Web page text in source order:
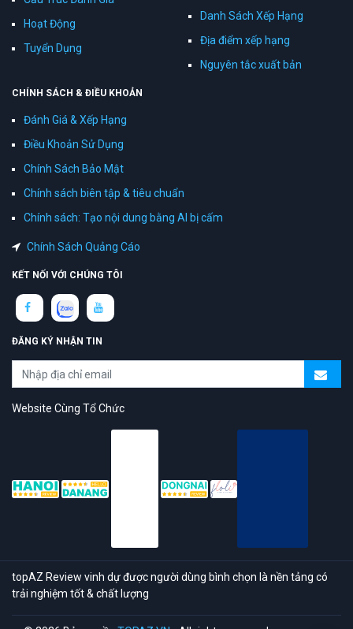
Hoạt Động
Tuyển Dụng
Danh Sách Xếp Hạng
Địa điểm xếp hạng
Nguyên tắc xuất bản
CHÍNH SÁCH & ĐIỀU KHOẢN
Đánh Giá & Xếp Hạng
Điều Khoản Sử Dụng
Chính Sách Bảo Mật
Chính sách biên tập & tiêu chuẩn
Chính sách: Tạo nội dung bằng AI bị cấm
Chính Sách Quảng Cáo
KẾT NỐI VỚI CHÚNG TÔI
ĐĂNG KÝ NHẬN TIN
Website Cùng Tổ Chức
topAZ Review vinh dự được người dùng bình chọn là nền tảng có
trải nghiệm tốt & chất lượng